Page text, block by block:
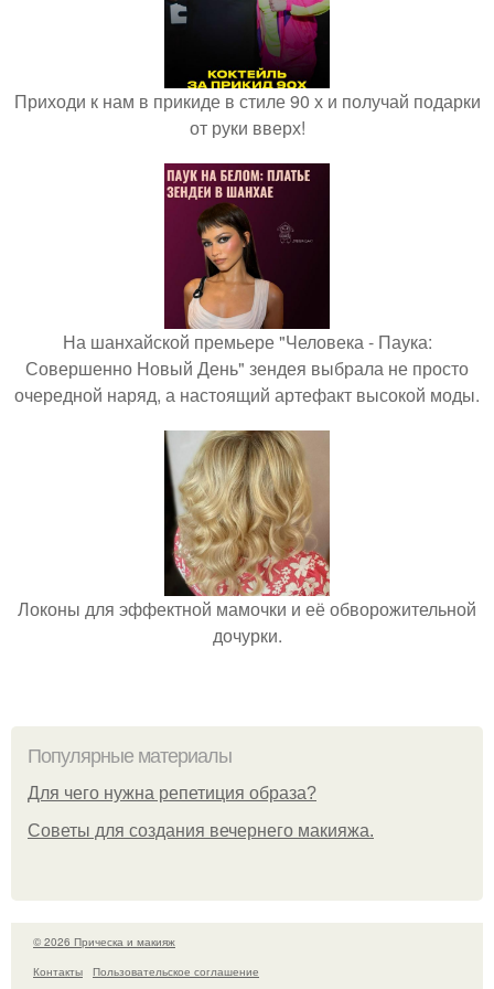
Приходи к нам в прикиде в стиле 90 х и получай подарки
от руки вверх!
На шанхайской премьере "Человека - Паука:
Совершенно Новый День" зендея выбрала не просто
очередной наряд, а настоящий артефакт высокой моды.
Локоны для эффектной мамочки и её обворожительной
дочурки.
Популярные материалы
Для чего нужна репетиция образа?
Советы для создания вечернего макияжа.
© 2026 Прическа и макияж
Контакты
Пользовательское соглашение